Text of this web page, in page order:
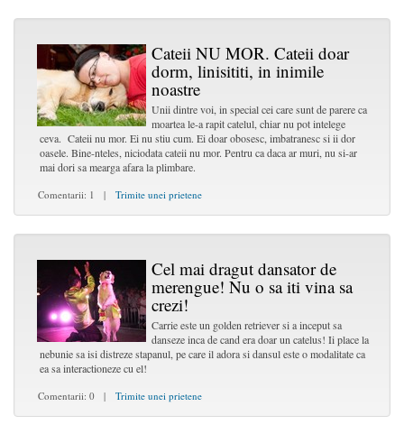
Cateii NU MOR. Cateii doar
dorm, linisititi, in inimile
noastre
Unii dintre voi, in special cei care sunt de parere ca
moartea le-a rapit catelul, chiar nu pot intelege
ceva. Cateii nu mor. Ei nu stiu cum. Ei doar obosesc, imbatranesc si ii dor
oasele. Bine-nteles, niciodata cateii nu mor. Pentru ca daca ar muri, nu si-ar
mai dori sa mearga afara la plimbare.
Comentarii: 1 | Trimite unei prietene
Cel mai dragut dansator de
merengue! Nu o sa iti vina sa
crezi!
Carrie este un golden retriever si a inceput sa
danseze inca de cand era doar un catelus! Ii place la
nebunie sa isi distreze stapanul, pe care il adora si dansul este o modalitate ca
ea sa interactioneze cu el!
Comentarii: 0 | Trimite unei prietene